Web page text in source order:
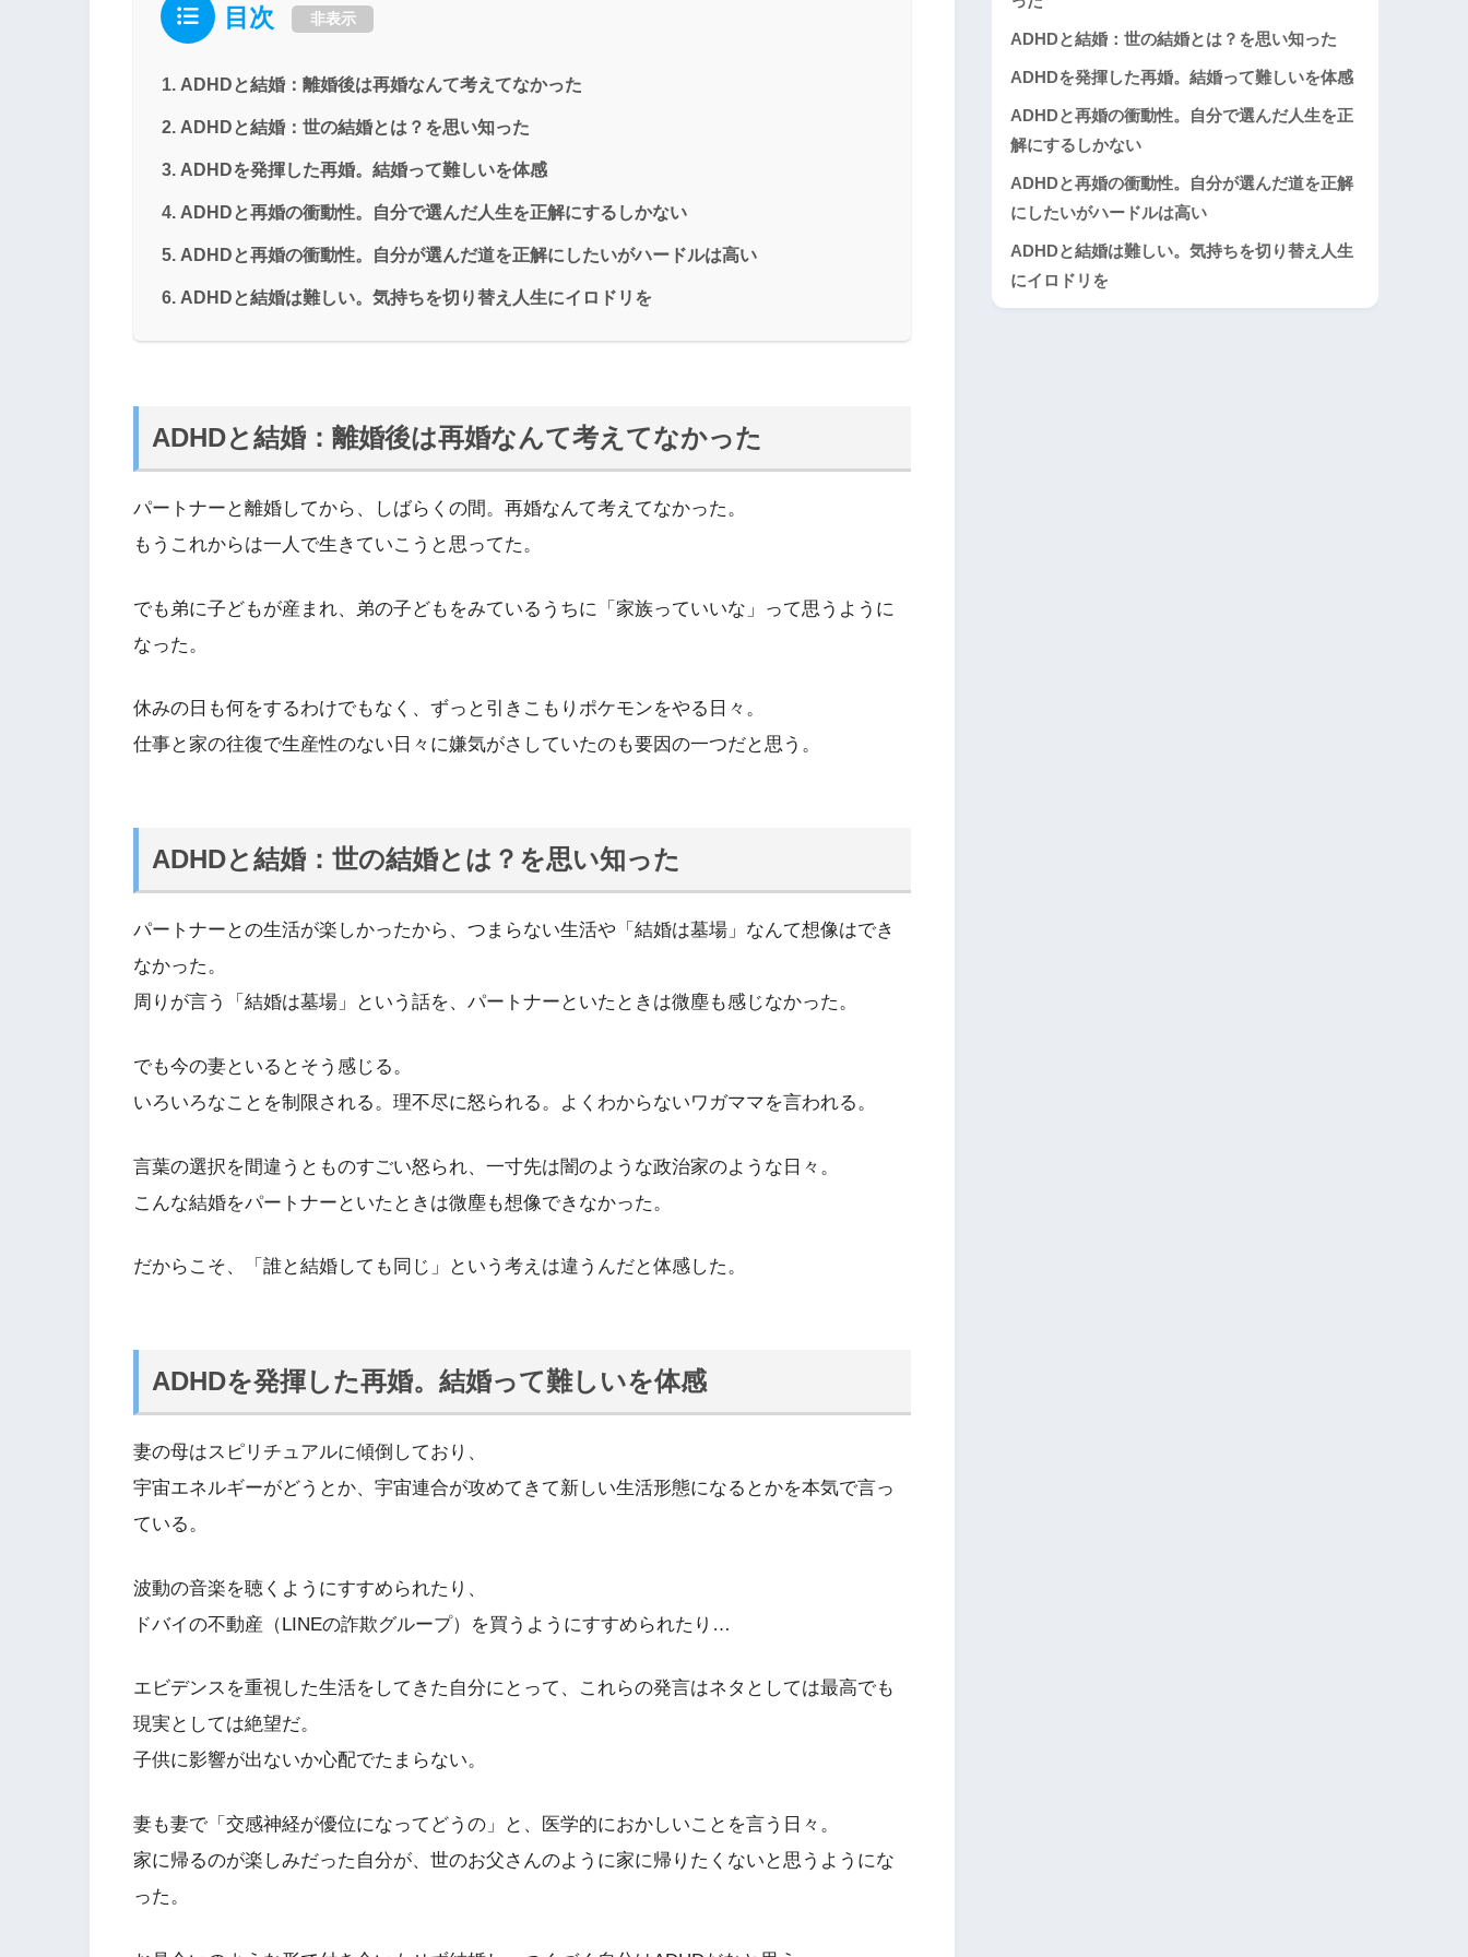
目次 非表示
ADHDと結婚：離婚後は再婚なんて考えてなかった
ADHDと結婚：世の結婚とは？を思い知った
ADHDを発揮した再婚。結婚って難しいを体感
ADHDと再婚の衝動性。自分で選んだ人生を正解にするしかない
ADHDと再婚の衝動性。自分が選んだ道を正解にしたいがハードルは高い
ADHDと結婚は難しい。気持ちを切り替え人生にイロドリを
ADHDと結婚：離婚後は再婚なんて考えてなかった
パートナーと離婚してから、しばらくの間。再婚なんて考えてなかった。
もうこれからは一人で生きていこうと思ってた。
でも弟に子どもが産まれ、弟の子どもをみているうちに「家族っていいな」って思うように
なった。
休みの日も何をするわけでもなく、ずっと引きこもりポケモンをやる日々。
仕事と家の往復で生産性のない日々に嫌気がさしていたのも要因の一つだと思う。
ADHDと結婚：世の結婚とは？を思い知った
パートナーとの生活が楽しかったから、つまらない生活や「結婚は墓場」なんて想像はでき
なかった。
周りが言う「結婚は墓場」という話を、パートナーといたときは微塵も感じなかった。
でも今の妻といるとそう感じる。
いろいろなことを制限される。理不尽に怒られる。よくわからないワガママを言われる。
言葉の選択を間違うとものすごい怒られ、一寸先は闇のような政治家のような日々。
こんな結婚をパートナーといたときは微塵も想像できなかった。
だからこそ、「誰と結婚しても同じ」という考えは違うんだと体感した。
ADHDを発揮した再婚。結婚って難しいを体感
妻の母はスピリチュアルに傾倒しており、
宇宙エネルギーがどうとか、宇宙連合が攻めてきて新しい生活形態になるとかを本気で言っ
ている。
波動の音楽を聴くようにすすめられたり、
ドバイの不動産（LINEの詐欺グループ）を買うようにすすめられたり…
エビデンスを重視した生活をしてきた自分にとって、これらの発言はネタとしては最高でも
現実としては絶望だ。
子供に影響が出ないか心配でたまらない。
妻も妻で「交感神経が優位になってどうの」と、医学的におかしいことを言う日々。
家に帰るのが楽しみだった自分が、世のお父さんのように家に帰りたくないと思うようにな
った。
ADHDと結婚：世の結婚とは？を思い知った
ADHDを発揮した再婚。結婚って難しいを体感
ADHDと再婚の衝動性。自分で選んだ人生を正
解にするしかない
ADHDと再婚の衝動性。自分が選んだ道を正解
にしたいがハードルは高い
ADHDと結婚は難しい。気持ちを切り替え人生
にイロドリを